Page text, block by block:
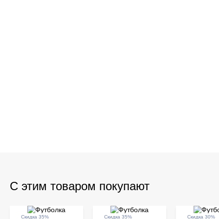
С этим товаром покупают
Скидка 35% Скидка 35% Скидка 30%